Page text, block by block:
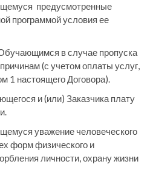
предусмотренные
программой условия ее
в случае пропуска
(с учетом оплаты услуг,
1 настоящего Договора).
и (или) Заказчика плату
уважение человеческого
форм физического и
личности, охрану жизни